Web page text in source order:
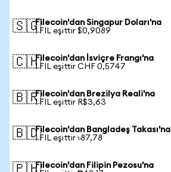
🇸🇬Filecoin'dan Singapur Doları'na
1 FIL eşittir $0,9089
🇨🇭Filecoin'dan İsviçre Frangı'na
1 FIL eşittir CHF 0,5747
🇧🇷Filecoin'dan Brezilya Reali'na
1 FIL eşittir R$3,63
🇧🇩Filecoin'dan Bangladeş Takası'na
1 FIL eşittir ৳87,78
Filecoin'dan Filipin Pezosu'na